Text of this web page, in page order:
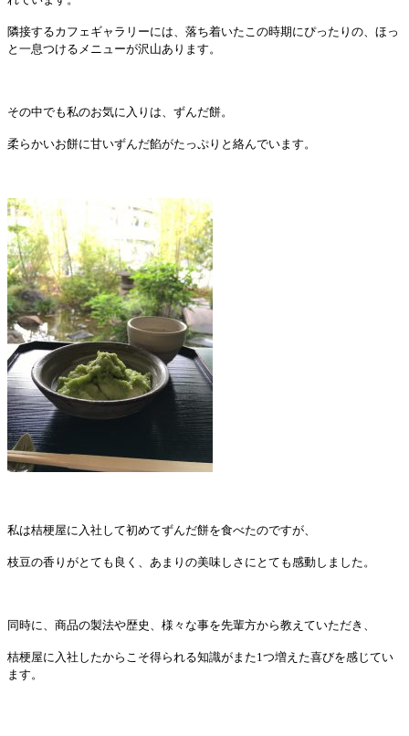
隣接するカフェギャラリーには、落ち着いたこの時期にぴったりの、ほっ
と一息つけるメニューが沢山あります。
その中でも私のお気に入りは、ずんだ餅。
柔らかいお餅に甘いずんだ餡がたっぷりと絡んでいます。
私は桔梗屋に入社して初めてずんだ餅を食べたのですが、
枝豆の香りがとても良く、あまりの美味しさにとても感動しました。
同時に、商品の製法や歴史、様々な事を先輩方から教えていただき、
桔梗屋に入社したからこそ得られる知識がまた1 つ増えた喜びを感じてい
ます。